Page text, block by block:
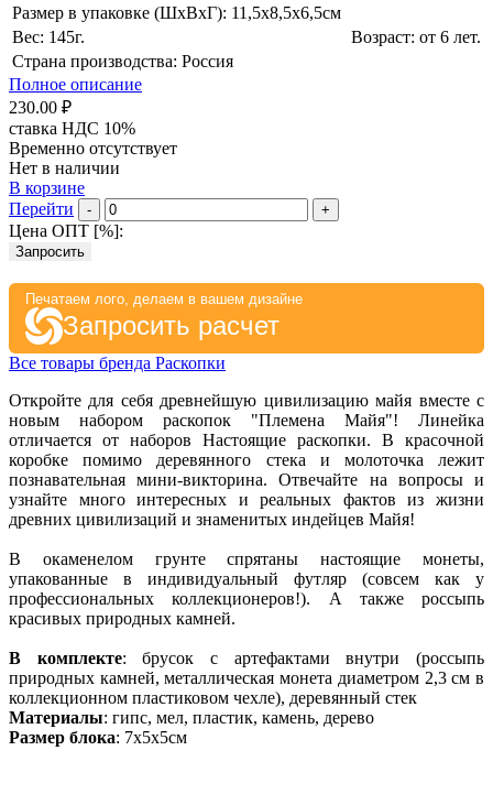
Размер в упаковке (ШхВxГ): 11,5х8,5х6,5cм
Вес: 145г.
Возраст: от 6 лет.
Страна производства: Россия
Полное описание
230.00 ₽
ставка НДС 10%
Временно отсутствует
Нет в наличии
В корзине
Перейти
- +
Цена ОПТ [%]:
Запросить
Печатаем лого, делаем в вашем дизайне
Запросить расчет
Все товары бренда Раскопки
Откройте для себя древнейшую цивилизацию майя вместе с
новым набором раскопок "Племена Майя"! Линейка
отличается от наборов Настоящие раскопки. В красочной
коробке помимо деревянного стека и молоточка лежит
познавательная мини-викторина. Отвечайте на вопросы и
узнайте много интересных и реальных фактов из жизни
древних цивилизаций и знаменитых индейцев Майя!
В окаменелом грунте спрятаны настоящие монеты,
упакованные в индивидуальный футляр (совсем как у
профессиональных коллекционеров!). А также россыпь
красивых природных камней.
В комплекте: брусок с артефактами внутри (россыпь
природных камней, металлическая монета диаметром 2,3 см в
коллекционном пластиковом чехле), деревянный стек
Материалы: гипс, мел, пластик, камень, дерево
Размер блока: 7х5х5см